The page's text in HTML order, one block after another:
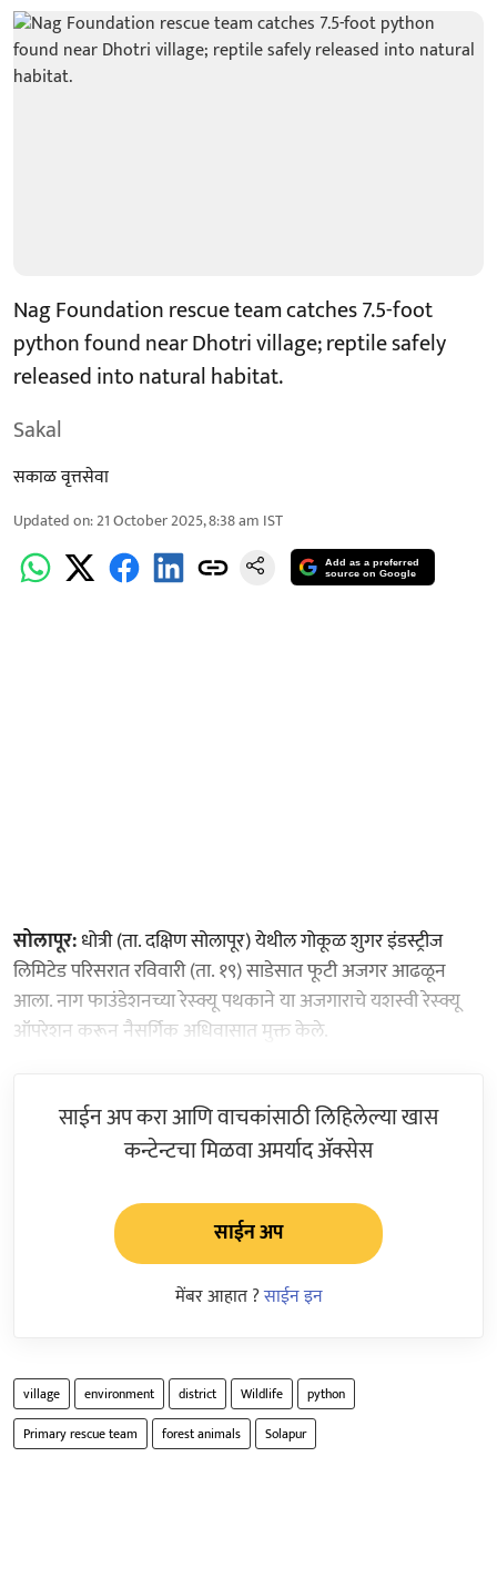
Nag Foundation rescue team catches 7.5-foot
python found near Dhotri village; reptile safely
released into natural habitat.
Sakal
सकाळ वृत्तसेवा
Updated on:21 October 2025, 8:38 am IST
Add as a preferred
source on Google
सोलापूर:धोत्री (ता. दक्षिण सोलापूर) येथील गोकूळ शुगर इंडस्ट्रीज
लिमिटेड परिसरात रविवारी (ता. १९) साडेसात फूटी अजगर आढळून
आला. नाग फाउंडेशनच्या रेस्क्यू पथकाने या अजगाराचे यशस्वी रेस्क्यू
ऑपरेशन करून नैसर्गिक अधिवासात मुक्त केले.
साईन अप करा आणि वाचकांसाठी लिहिलेल्या खास
कन्टेन्टचा मिळवा अमर्याद ॲक्सेस
साईन अप
मेंबर आहात ?साईन इन
village environment district Wildlife
python
Primary rescue team
forest animals Solapur